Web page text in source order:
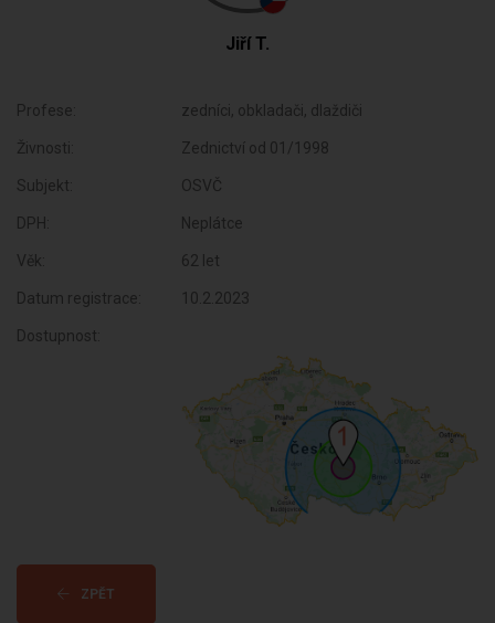
Jiří T.
Profese: zedníci, obkladači, dlaždiči
Živnosti: Zednictví od 01/1998
Subjekt: OSVČ
DPH: Neplátce
Věk: 62 let
Datum registrace: 10.2.2023
Dostupnost:
ZPĚT